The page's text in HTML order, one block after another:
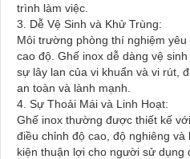
trình làm việc.
3. Dễ Vệ Sinh và Khử Trùng:
Môi trường phòng thí nghiệm
cao độ. Ghế inox dễ dàng vệ
sự lây lan của vi khuẩn và vi rút,
an toàn và lành mạnh.
4. Sự Thoải Mái và Linh Hoạt:
Ghế inox thường được thiết kế
điều chỉnh độ cao, độ nghiêng
kiện thuận lợi cho người sử dụng